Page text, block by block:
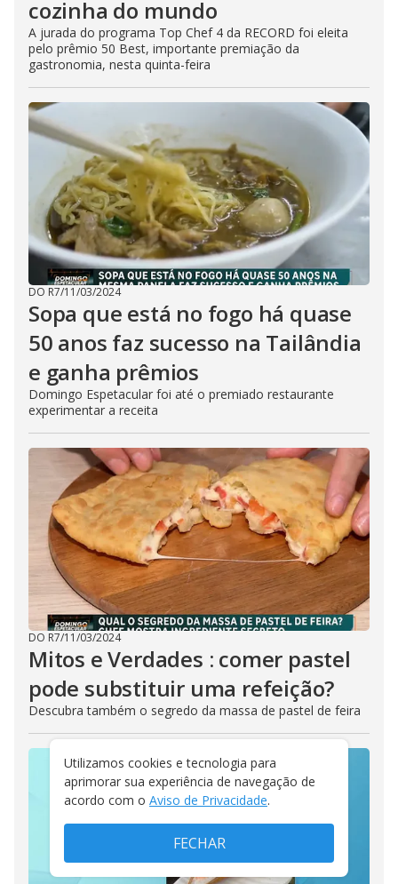
cozinha do mundo
A jurada do programa Top Chef 4 da RECORD foi eleita
pelo prêmio 50 Best, importante premiação da
gastronomia, nesta quinta-feira
DO R7/11/03/2024
Sopa que está no fogo há quase
50 anos faz sucesso na Tailândia
e ganha prêmios
Domingo Espetacular foi até o premiado restaurante
experimentar a receita
DO R7/11/03/2024
Mitos e Verdades : comer pastel
pode substituir uma refeição?
Descubra também o segredo da massa de pastel de feira
Utilizamos cookies e tecnologia para
aprimorar sua experiência de navegação de
acordo com o Aviso de Privacidade.
FECHAR